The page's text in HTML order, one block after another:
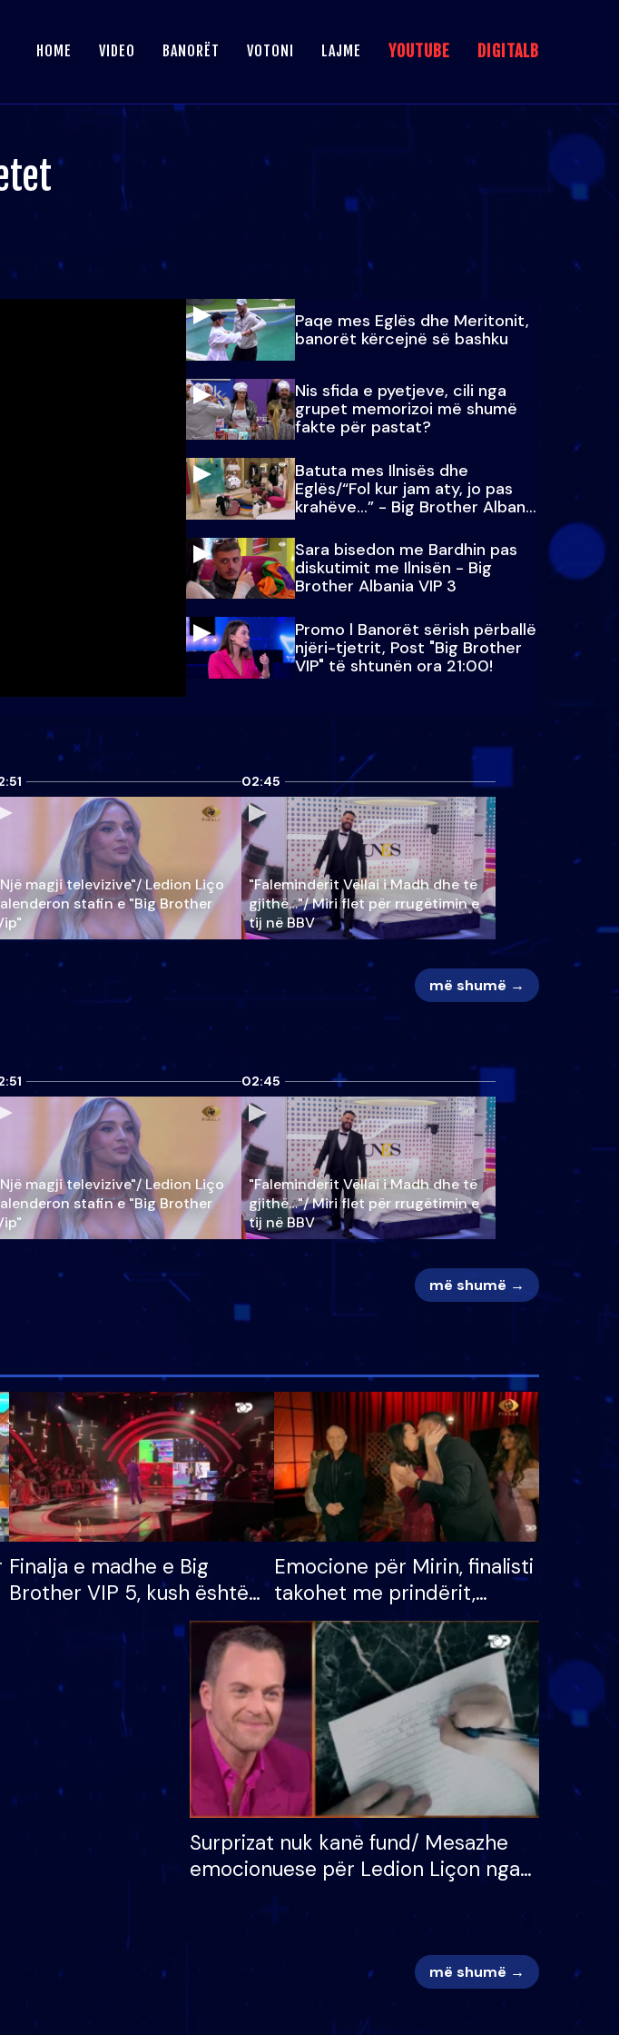
HOME VIDEO BANORËT VOTONI LAJME YOUTUBE DIGITALB
Paqe mes Eglës dhe Meritonit,
banorët kërcejnë së bashku
Nis sfida e pyetjeve, cili nga
grupet memorizoi më shumë
fakte për pastat?
Batuta mes Ilnisës dhe
Eglës/“Fol kur jam aty, jo pas
krahëve…” - Big Brother Albania
VIP 3
Sara bisedon me Bardhin pas
diskutimit me Ilnisën - Big
Brother Albania VIP 3
Promo l Banorët sërish përballë
njëri-tjetrit, Post "Big Brother
VIP" të shtunën ora 21:00!
magji televizive"/ Ledion Liço
stafin e "Big Brother
02:45
"Faleminderit Vëllai i Madh dhe të
gjithë…"/ Miri flet për rrugëtimin e
tij në BBV
më shumë →
magji televizive"/ Ledion Liço
stafin e "Big Brother
02:45
"Faleminderit Vëllai i Madh dhe të
gjithë…"/ Miri flet për rrugëtimin e
tij në BBV
më shumë →
Finalja e madhe e Big
Brother VIP 5, kush është
banori i parë që lë shtëpinë
dhe humb mundësinë për
të fituar çmimin e madh
Emocione për Mirin, finalisti
takohet me prindërit,
vajzën dhe bashkëshorten:
S’kemi ndonjë letër divorci
apo jo?
Surprizat nuk kanë fund/ Mesazhe
emocionuese për Ledion Liçon nga
më shumë →